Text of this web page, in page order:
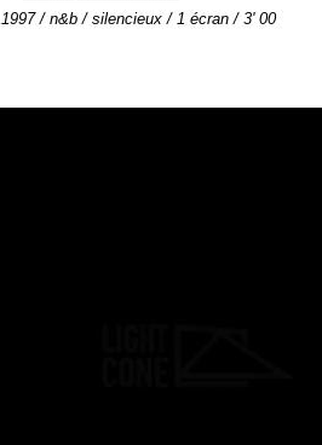
1997 / n&b / silencieux / 1 écran / 3' 00